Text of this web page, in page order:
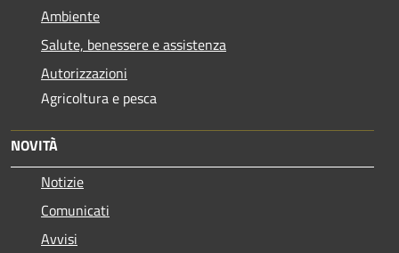
Ambiente
Salute, benessere e assistenza
Autorizzazioni
Agricoltura e pesca
NOVITÀ
Notizie
Comunicati
Avvisi